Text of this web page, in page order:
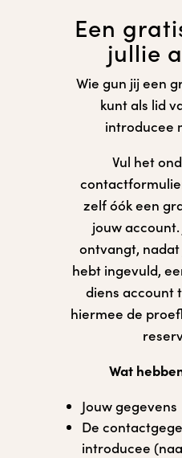
Een
jullie
Wie gun jij een
kunt als lid
introducee
Vul het
zelf óók een
jouw
ontvangt,
hebt ingevuld,
diens account
hiermee de
Wat
Jouw gegevens
De
introducee